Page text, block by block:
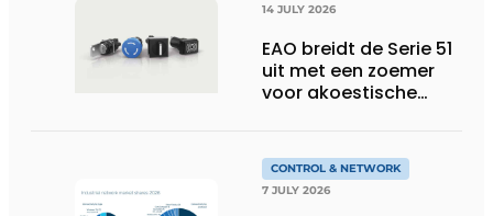
14 JULY 2026
EAO breidt de Serie 51
uit met een zoemer
voor akoestische
CONTROL & NETWORK
7 JULY 2026